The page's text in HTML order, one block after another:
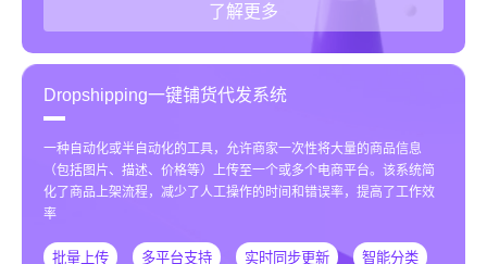
了解更多
Dropshipping一键铺货代发系统
一种自动化或半自动化的工具，允许商家一次性将大量的商品信息
（包括图片、描述、价格等）上传至一个或多个电商平台。该系统简
化了商品上架流程，减少了人工操作的时间和错误率，提高了工作效
率
批量上传 多平台支持 实时同步更新 智能分类